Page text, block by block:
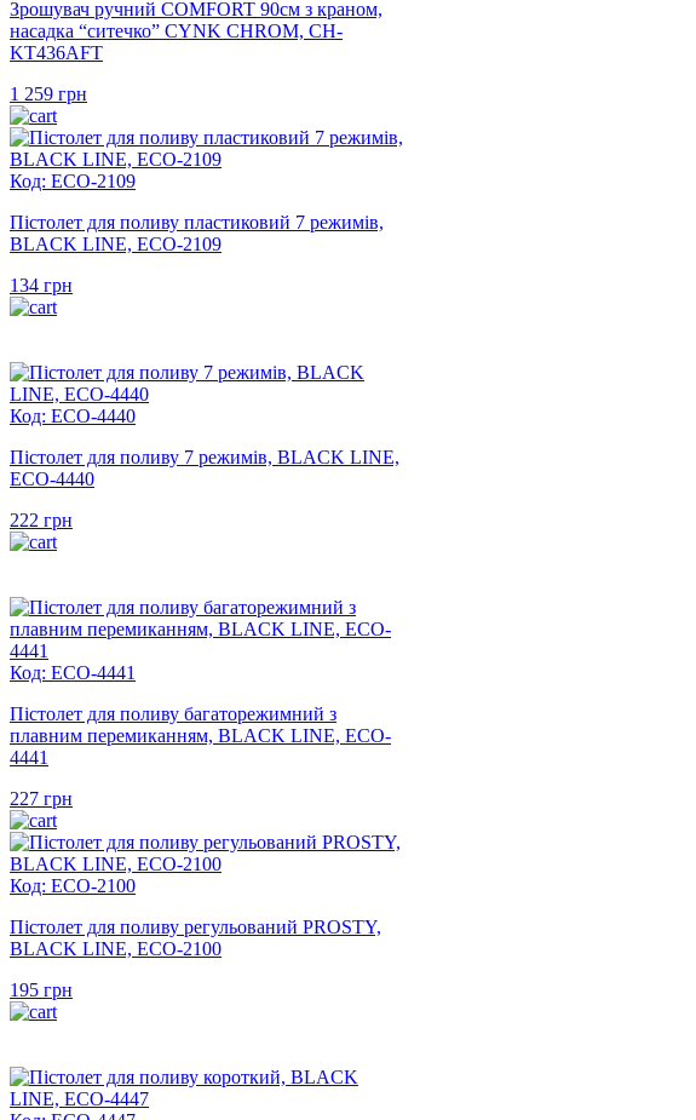
Зрошувач ручний COMFORT 90см з краном,
насадка “ситечко” CYNK CHROM, CH-
KT436AFT
1 259 грн
Код: ECO-2109
Пістолет для поливу пластиковий 7 режимів,
BLACK LINE, ECO-2109
134 грн
Код: ECO-4440
Пістолет для поливу 7 режимів, BLACK LINE,
ECO-4440
222 грн
Код: ECO-4441
Пістолет для поливу багаторежимний з
плавним перемиканням, BLACK LINE, ECO-
4441
227 грн
Код: ECO-2100
Пістолет для поливу регульований PROSTY,
BLACK LINE, ECO-2100
195 грн